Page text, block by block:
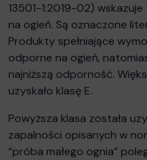
13501-1:2019-02)
na ogień. Są oznaczone
Produkty spełniające
odporne na ogień,
najniższą odporność.
uzyskało klasę E.
Powyższa klasa została
zapalności opisanych w
“próba małego ognia”